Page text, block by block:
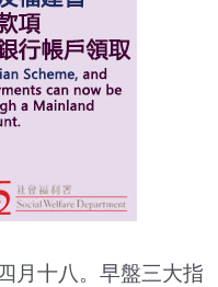
十八。早盤三大指